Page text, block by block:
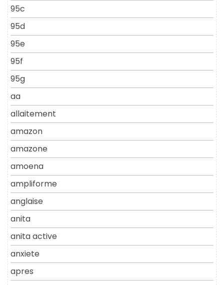
95c
95d
95e
95f
95g
aa
allaitement
amazon
amazone
amoena
ampliforme
anglaise
anita
anita active
anxiete
apres